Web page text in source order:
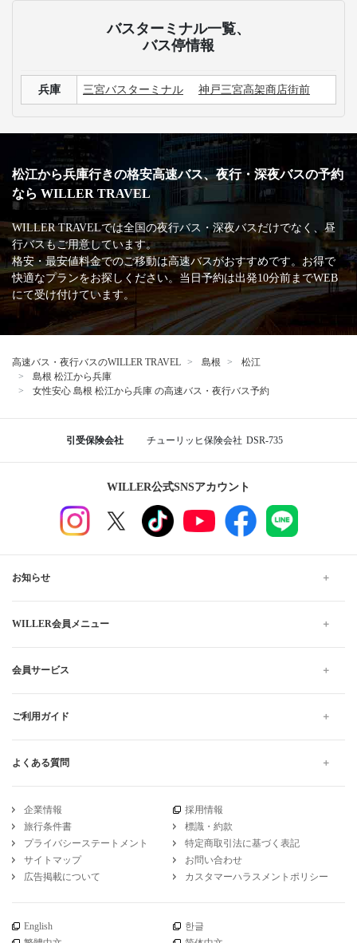
バスターミナル一覧、
バス停情報
兵庫 三宮バスターミナル 神戸三宮高架商店街前
松江から兵庫行きの格安高速バス、夜行・深夜バスの予約
なら WILLER TRAVEL
WILLER TRAVELでは全国の夜行バス・深夜バスだけでなく、昼
行バスもご用意しています。
格安・最安値料金でのご移動は高速バスがおすすめです。お得で
快適なプランをお探しください。当日予約は出発10分前までWEB
にて受け付けています。
高速バス・夜行バスのWILLER TRAVEL 島根
松江
島根 松江から兵庫
女性安心 島根 松江から兵庫 の高速バス・夜行バス予約
引受保険会社 チューリッヒ保険会社 DSR-735
WILLER公式SNSアカウント
お知らせ
WILLER会員メニュー
会員サービス
ご利用ガイド
よくある質問
企業情報
採用情報
旅行条件書
標識・約款
プライバシーステートメント
特定商取引法に基づく表記
サイトマップ
お問い合わせ
広告掲載について
カスタマーハラスメントポリシー
English
한글